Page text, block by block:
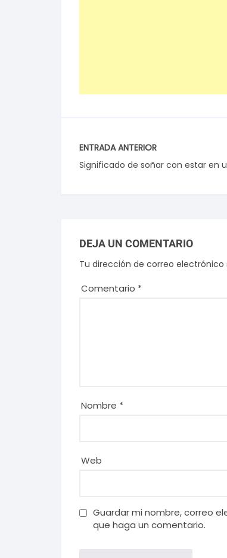
ENTRADA ANTERIOR
Significado de soñar con estar en
DEJA UN COMENTARIO
Tu dirección de correo electrónico
Comentario *
Nombre *
Web
Guardar mi nombre, correo
que haga un comentario.